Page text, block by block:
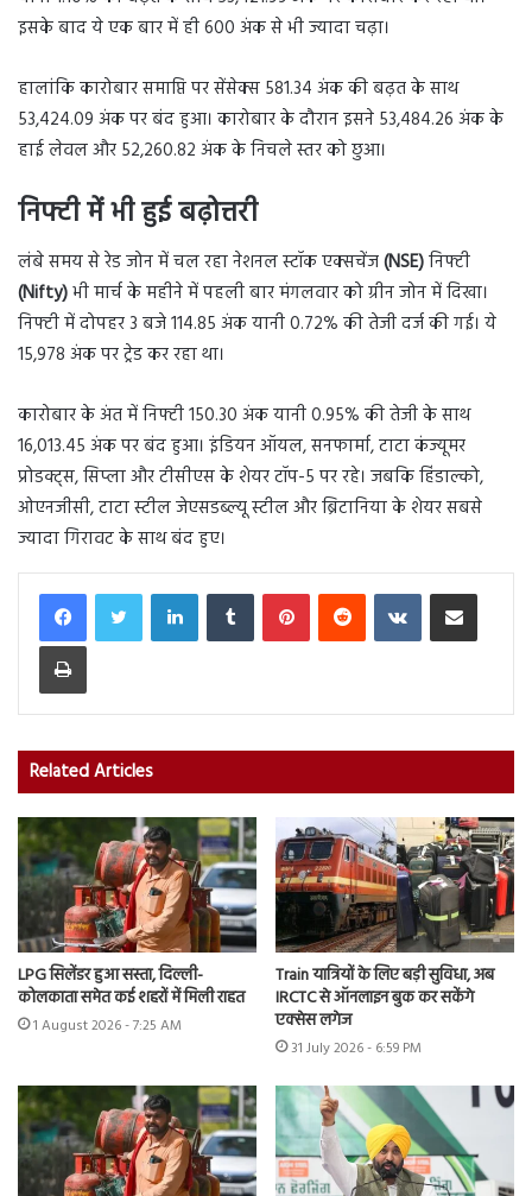
इसके बाद ये एक बार में ही 600 अंक से भी ज्यादा चढ़ा।
हालांकि कारोबार समाप्ति पर सेंसेक्स 581.34 अंक की बढ़त के साथ
53,424.09 अंक पर बंद हुआ। कारोबार के दौरान इसने 53,484.26 अंक के
हाई लेवल और 52,260.82 अंक के निचले स्तर को छुआ।
निफ्टी में भी हुई बढ़ोत्तरी
लंबे समय से रेड जोन में चल रहा नेशनल स्टॉक एक्सचेंज(NSE)निफ्टी
(Nifty)भी मार्च के महीने में पहली बार मंगलवार को ग्रीन जोन में दिखा।
निफ्टी में दोपहर 3 बजे 114.85 अंक यानी 0.72% की तेजी दर्ज की गई। ये
15,978 अंक पर ट्रेड कर रहा था।
कारोबार के अंत में निफ्टी 150.30 अंक यानी 0.95% की तेजी के साथ
16,013.45 अंक पर बंद हुआ। इंडियन ऑयल, सनफार्मा, टाटा कंज्यूमर
प्रोडक्ट्स, सिप्ला और टीसीएस के शेयर टॉप-5 पर रहे। जबकि हिंडाल्को,
ओएनजीसी, टाटा स्टील जेएसडब्ल्यू स्टील और ब्रिटानिया के शेयर सबसे
ज्यादा गिरावट के साथ बंद हुए।
LinkedInTumblr PinterestReddit VKontakteShare via Email
Print
Related Articles
LPG सिलेंडर हुआ सस्ता, दिल्ली-
कोलकाता समेत कई शहरों में मिली राहत
1 August 2026 - 7:25 AM
Train यात्रियों के लिए बड़ी सुविधा, अब
IRCTC से ऑनलाइन बुक कर सकेंगे
एक्सेस लगेज
31 July 2026 - 6:59 PM